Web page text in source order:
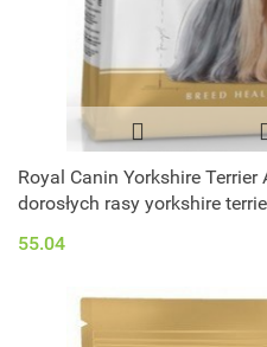
Royal Canin Yorkshire
dorosłych rasy yorkshire
55.04